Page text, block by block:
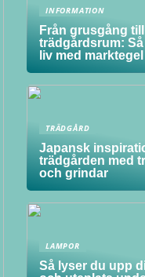
INFORMATION
Från grusgång till
trädgårdsrum:
liv med marktegel
TRÄDGÅRD
Japansk
trädgården med
och grindar
LAMPOR
Så lyser du upp